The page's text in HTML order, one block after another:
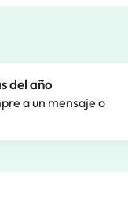
del año
a un mensaje o